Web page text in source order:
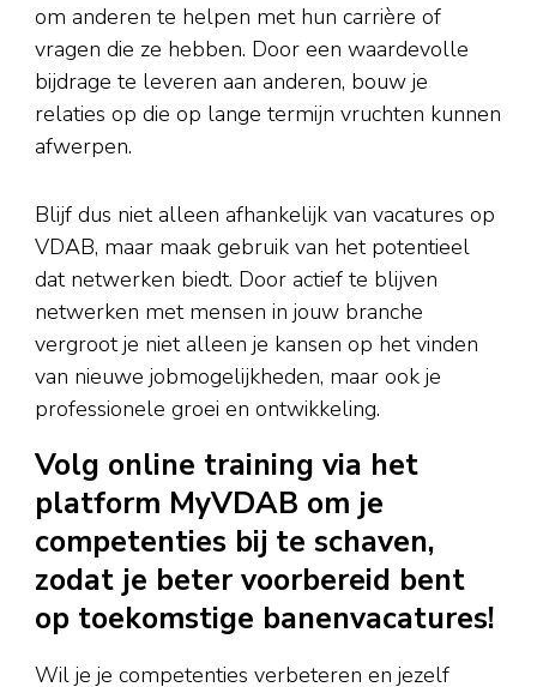
om anderen te helpen met hun carrière of
vragen die ze hebben. Door een waardevolle
bijdrage te leveren aan anderen, bouw je
relaties op die op lange termijn vruchten kunnen
afwerpen.
Blijf dus niet alleen afhankelijk van vacatures op
VDAB, maar maak gebruik van het potentieel
dat netwerken biedt. Door actief te blijven
netwerken met mensen in jouw branche
vergroot je niet alleen je kansen op het vinden
van nieuwe jobmogelijkheden, maar ook je
professionele groei en ontwikkeling.
Volg online training via het
platform MyVDAB om je
competenties bij te schaven,
zodat je beter voorbereid bent
op toekomstige banenvacatures!
Wil je je competenties verbeteren en jezelf